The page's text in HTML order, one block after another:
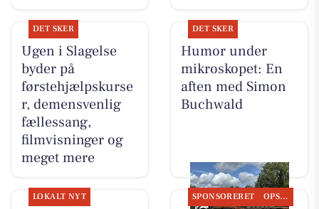
DET SKER
Ugen i Slagelse
byder på
førstehjælpskurse
r, demensvenlig
fællessang,
filmvisninger og
meget mere
DET SKER
Humor under
mikroskopet: En
aften med Simon
Buchwald
LOKALT NYT SPONSORERET OPSLAGSTAVLEN